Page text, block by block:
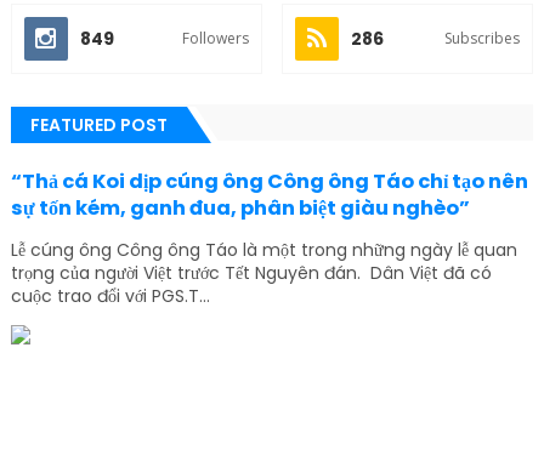
849 Followers 286 Subscribes
FEATURED POST
“Thả cá Koi dịp cúng ông Công ông Táo chỉ tạo nên
sự tốn kém, ganh đua, phân biệt giàu nghèo”
Lễ cúng ông Công ông Táo là một trong những ngày lễ quan
trọng của người Việt trước Tết Nguyên đán. Dân Việt đã có
cuộc trao đổi với PGS.T...